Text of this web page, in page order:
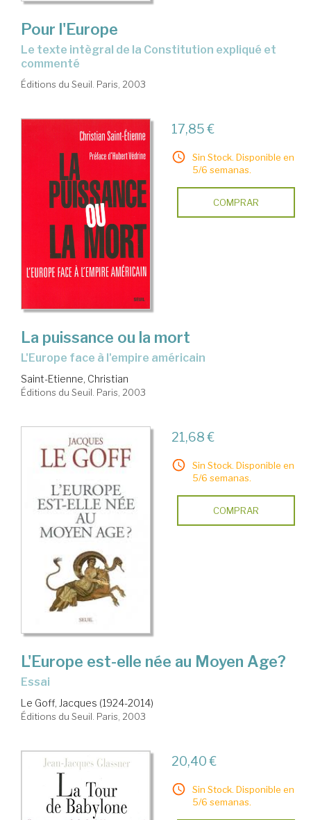
Pour l'Europe
le texte intègral de la Constitution expliqué et
commenté
Éditions du Seuil. Paris, 2003
17,85 €
Sin Stock. Disponible en
5/6 semanas.
COMPRAR
La puissance ou la mort
l'Europe face à l'empire américain
Saint-Etienne, Christian
Éditions du Seuil. Paris, 2003
21,68 €
Sin Stock. Disponible en
5/6 semanas.
COMPRAR
L'Europe est-elle née au Moyen Age?
Essai
Le Goff, Jacques (1924-2014)
Éditions du Seuil. Paris, 2003
20,40 €
Sin Stock. Disponible en
5/6 semanas.